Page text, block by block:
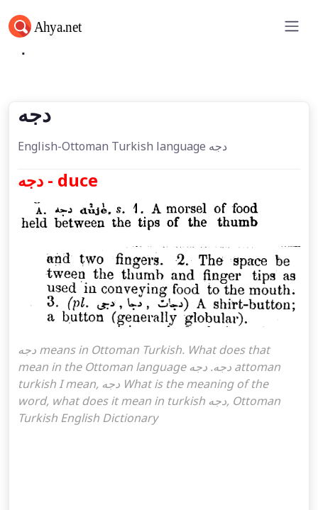
دجه
دجه
English-Ottoman Turkish language دجه
دجه - duce
دجه means in Ottoman Turkish. What does that
mean in the Ottoman language دجه. دجه attoman
turkish I mean, دجه What is the meaning of the
word, what does it mean in turkish دجه, Ottoman
Turkish English Dictionary